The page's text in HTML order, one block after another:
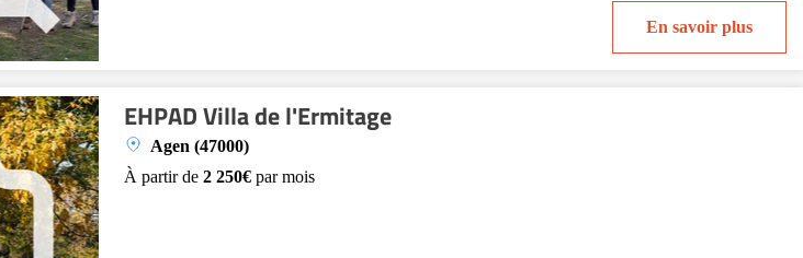
En savoir plus
EHPAD Villa de l'Ermitage
Agen (47000)
À partir de 2 250€ par mois